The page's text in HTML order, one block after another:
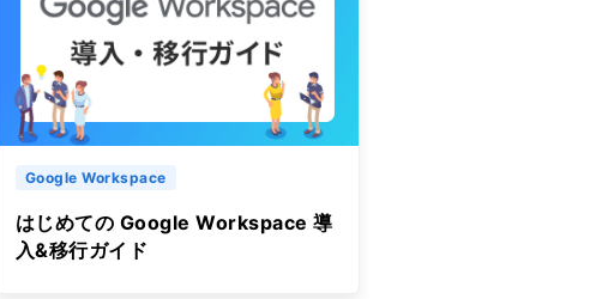
Google Workspace
はじめての Google Workspace 導
入&移行ガイド